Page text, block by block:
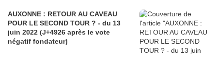
AUXONNE : RETOUR AU CAVEAU
POUR LE SECOND TOUR ? - du 13
juin 2022 (J+4926 après le vote
négatif fondateur)